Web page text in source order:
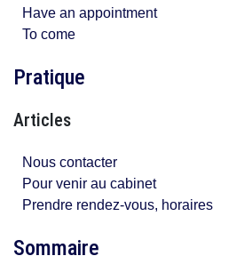
Have an appointment
To come
Pratique
Articles
Nous contacter
Pour venir au cabinet
Prendre rendez-vous, horaires
Sommaire